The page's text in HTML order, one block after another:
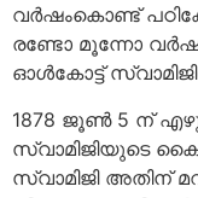
വര്‍ഷംകൊണ്ട്
രണ്ടോ മൂന്നോ
ഓള്‍കോട്ട്
1878 ജൂണ്‍ 5 ന്
സ്വാമിജിയുടെ
സ്വാമിജി അതിന്